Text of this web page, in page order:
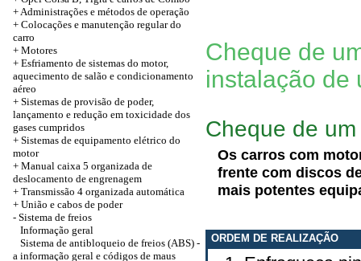
+ Administrações e métodos de operação
+ Colocações e manutenção regular do
carro
+ Motores
+ Esfriamento de sistemas do motor,
aquecimento de salão e condicionamento
aéreo
+ Sistemas de provisão de poder,
lançamento e redução em toxicidade dos
gases cumpridos
+ Sistemas de equipamento elétrico do
motor
+ Manual caixa 5 organizada de
deslocamento de engrenagem
+ Transmissão 4 organizada automática
+ União e cabos de poder
- Sistema de freios
Informação geral
Sistema de antibloqueio de freios (ABS) -
a informação geral e códigos de maus
Cheque de
instalação de
Cheque de
Os carros com
frente com discos
mais potentes
ORDEM DE REALIZAÇÃO